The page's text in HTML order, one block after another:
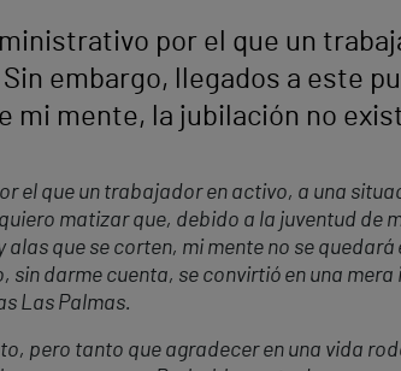
por el que un
embargo, llegados a este
mi mente, la jubilación no
el que un trabajador en activo, a una
matizar que, debido a la juventud de
que se corten, mi mente no se quedará
darme cuenta, se convirtió en una mera
Las Palmas.
pero tanto que agradecer en una vida